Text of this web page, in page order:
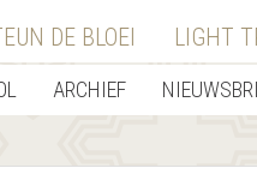
DE BLOEI LIGHT
ARCHIEF